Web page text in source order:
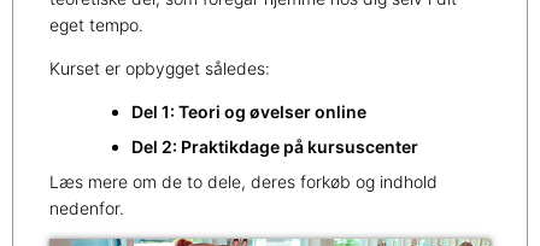
eget tempo.
Kurset er opbygget således:
Del 1: Teori og øvelser online
Del 2: Praktikdage på kursuscenter
Læs mere om de to dele, deres forkøb og indhold
nedenfor.